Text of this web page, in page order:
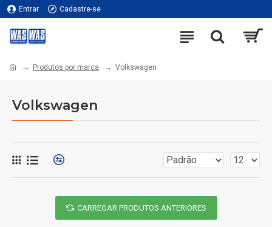
Entrar Cadastre-se
Produtos por marca Volkswagen
Volkswagen
CARREGAR PRODUTOS ANTERIORES